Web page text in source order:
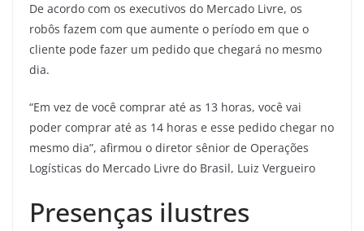
De acordo com os executivos do Mercado Livre, os
robôs fazem com que aumente o período em que o
cliente pode fazer um pedido que chegará no mesmo
dia.
“Em vez de você comprar até as 13 horas, você vai
poder comprar até as 14 horas e esse pedido chegar no
mesmo dia”, afirmou o diretor sênior de Operações
Logísticas do Mercado Livre do Brasil, Luiz Vergueiro
Presenças ilustres